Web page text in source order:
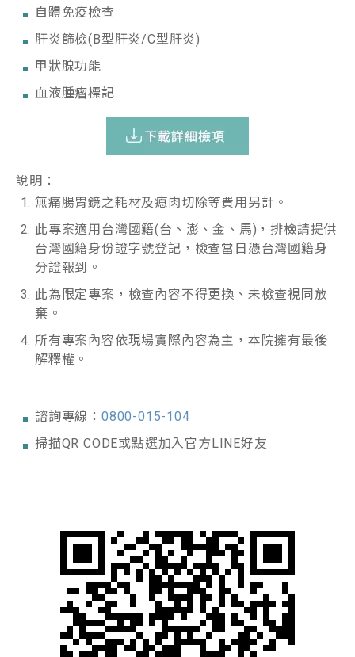
自體免疫檢查
肝炎篩檢(B型肝炎/C型肝炎)
甲狀腺功能
血液腫瘤標記
說明：
無痛腸胃鏡之耗材及瘜肉切除等費用另計。
此專案適用台灣國籍(台、澎、金、馬)，排檢請提供
台灣國籍身份證字號登記，檢查當日憑台灣國籍身
分證報到。
此為限定專案，檢查內容不得更換、未檢查視同放
棄。
所有專案內容依現場實際內容為主，本院擁有最後
解釋權。
諮詢專線： 0800-015-104
掃描QR CODE或點選加入官方LINE好友